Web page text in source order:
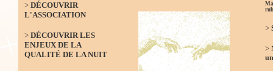
> DÉCOUVRIR
L'ASSOCIATION
> DÉCOUVRIR LES
ENJEUX DE LA
QUALITÉ DE LA NUIT
>
>